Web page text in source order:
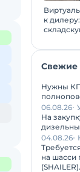
к
Свежие
Нужны КП
06.08.26
На
04.08.26
на шасси
(SHAILER).